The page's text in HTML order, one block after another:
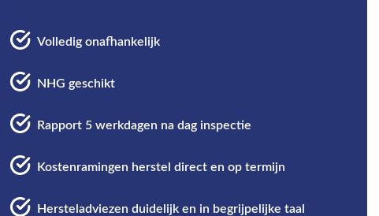
Volledig onafhankelijk
NHG geschikt
Rapport 5 werkdagen na dag inspectie
Kostenramingen herstel direct en op termijn
Hersteladviezen duidelijk en in begrijpelijke taal